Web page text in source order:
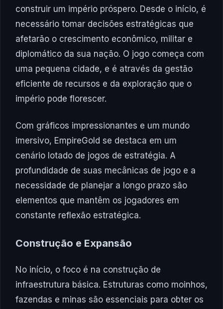
construir um império próspero. Desde o início, é
necessário tomar decisões estratégicas que
afetarão o crescimento econômico, militar e
diplomático da sua nação. O jogo começa com
uma pequena cidade, e é através da gestão
eficiente de recursos e da exploração que o
império pode florescer.
Com gráficos impressionantes e um mundo
imersivo, EmpireGold se destaca em um
cenário lotado de jogos de estratégia. A
profundidade de suas mecânicas de jogo e a
necessidade de planejar a longo prazo são
elementos que mantêm os jogadores em
constante reflexão estratégica.
Construção e Expansão
No início, o foco é na construção de
infraestrutura básica. Estruturas como moinhos,
fazendas e minas são essenciais para obter os